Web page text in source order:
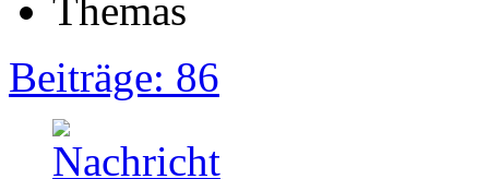
Beiträge: 86